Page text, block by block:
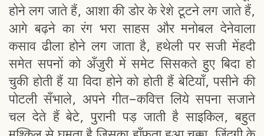
होने लग जाते हैं, आशा की डोर के रेशे टूटने लग जाते हैं,
आगे बढ़ने का रंग भरा साहस और मनोबल देनेवाला
कसाव ढीला होने लग जाता है, हथेली पर सजी मेंहदी
समेत सपनों को अँजुरी में समेट सिसकते हुए बिदा हो
चुकी होती हैं या विदा होने को होती हैं बेटियाँ, पसीने की
पोटली सँभाले, अपने गीत-कवित्त लिये सपना सजाने
चल देते हैं बेटे, पुरानी पड़ जाती है साइकिल, बहुत